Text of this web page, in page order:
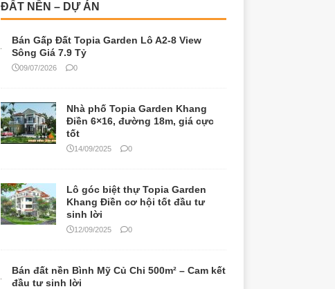
ĐẤT NỀN – DỰ ÁN
Bán Gấp Đất Topia Garden Lô A2-8 View
Sông Giá 7.9 Tỷ
09/07/2026 0
Nhà phố Topia Garden Khang
Điền 6×16, đường 18m, giá cực
tốt
14/09/2025 0
Lô góc biệt thự Topia Garden
Khang Điền cơ hội tốt đầu tư
sinh lời
12/09/2025 0
Bán đất nền Bình Mỹ Củ Chi 500m² – Cam kết
đầu tư sinh lời